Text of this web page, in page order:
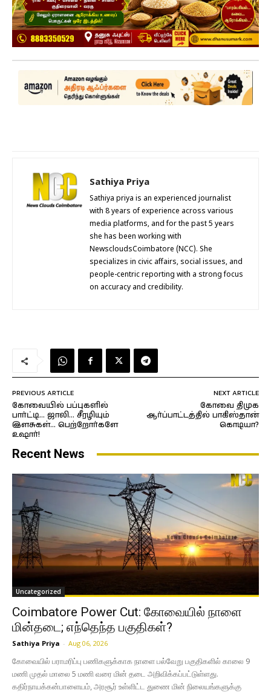
Sathiya Priya
Sathiya priya is an experienced journalist
with 8 years of experience across various
media platforms, and for the past 5 years
she has been working with
NewscloudsCoimbatore (NCC). She
specializes in civic affairs, social issues, and
people-centric reporting with a strong focus
on accuracy and credibility.
PREVIOUS ARTICLE
கோவையில் பப்புகளில்
பார்ட்டி… ஜாலி… சீரழியும்
இளசுகள்… பெற்றோர்களே
உஷார்!
NEXT ARTICLE
கோவை திமுக
ஆர்ப்பாட்டத்தில் பாகிஸ்தான்
கொடியா?
Recent News
Uncategorized
Coimbatore Power Cut: கோவையில் நாளை
மின்தடை; எந்தெந்த பகுதிகள்?
Sathiya Priya - Aug 06, 2026
கோவையில் பராமரிப்பு பணிகளுக்காக நாளை பல்வேறு பகுதிகளில் காலை 9
மணி முதல் மாலை 5 மணி வரை மின் தடை அறிவிக்கப்பட்டுள்ளது.
கதிர்நாயக்கன்பாளையம், அரசூர் உள்ளிட்ட துணை மின் நிலையங்களுக்கு